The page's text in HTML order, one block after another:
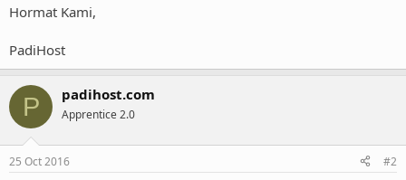
Hormat Kami,
PadiHost
P padihost.com
Apprentice 2.0
25 Oct 2016 #2